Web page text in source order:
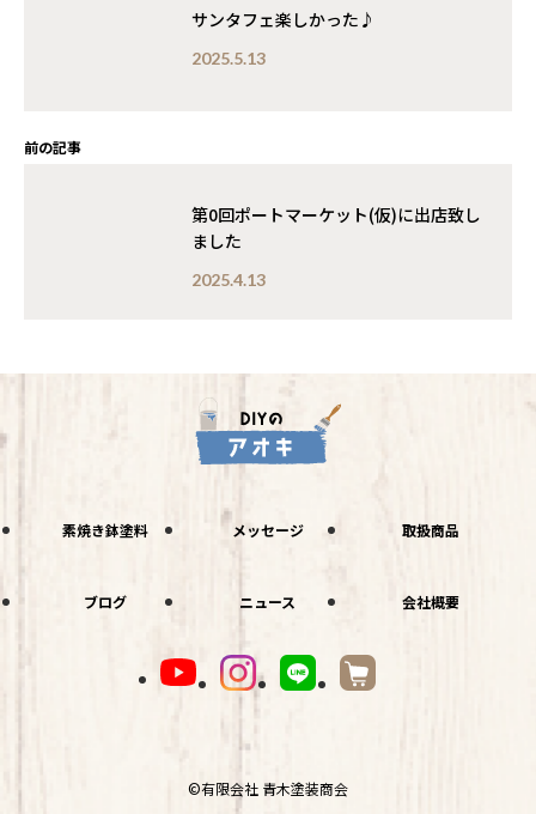
サンタフェ楽しかった♪
2025.5.13
前の記事
第0回ポートマーケット(仮)に出店致し
ました
2025.4.13
素焼き鉢塗料 メッセージ 取扱商品
ブログ ニュース 会社概要
©有限会社 青木塗装商会